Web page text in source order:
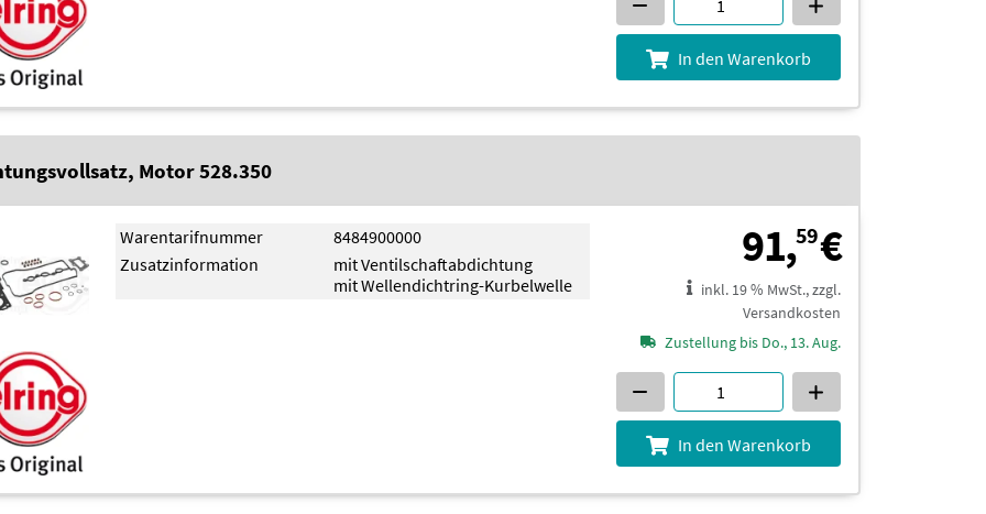
In den Warenkorb
Motor 528.350
Warentarifnummer
8484900000
Zusatzinformation
mit Ventilschaftabdichtung
mit Wellendichtring-Kurbelwelle
91,59€91,59 €
inkl. 19 % MwSt., zzgl.
Versandkosten
Zustellung bis Do., 13. Aug.
In den Warenkorb